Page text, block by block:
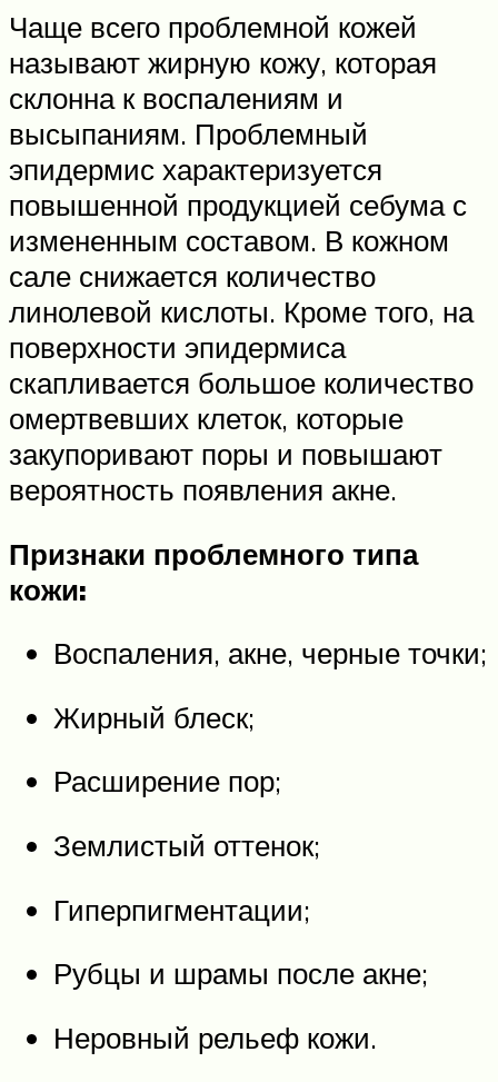
Чаще всего проблемной кожей
называют жирную кожу, которая
склонна к воспалениям и
высыпаниям. Проблемный
эпидермис характеризуется
повышенной продукцией себума с
измененным составом. В кожном
сале снижается количество
линолевой кислоты. Кроме того, на
поверхности эпидермиса
скапливается большое количество
омертвевших клеток, которые
закупоривают поры и повышают
вероятность появления акне.
Признаки проблемного типа
кожи:
Воспаления, акне, черные точки;
Жирный блеск;
Расширение пор;
Землистый оттенок;
Гиперпигментации;
Рубцы и шрамы после акне;
Неровный рельеф кожи.